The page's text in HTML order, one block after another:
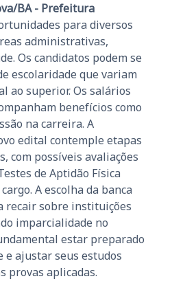
BA - Prefeitura
para diversos
administrativas,
Os candidatos podem se
escolaridade que variam
ao superior. Os salários
benefícios como
na carreira. A
edital contemple etapas
com possíveis avaliações
de Aptidão Física
A escolha da banca
recair sobre instituições
imparcialidade no
estar preparado
e ajustar seus estudos
provas aplicadas.